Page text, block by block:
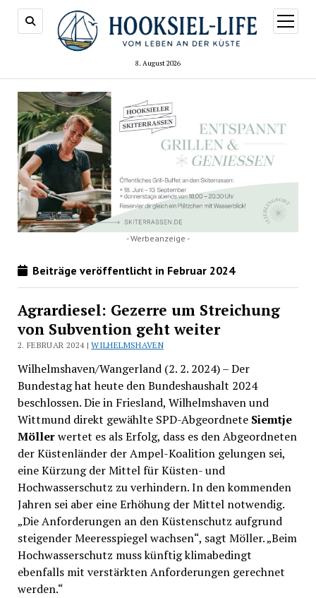
8. August 2026
Menü
öffnen
- Werbeanzeige -
Beiträge veröffentlicht in Februar 2024
Agrardiesel: Gezerre um Streichung
von Subvention geht weiter
2. FEBRUAR 2024 |WILHELMSHAVEN
Wilhelmshaven/Wangerland (2. 2. 2024) – Der
Bundestag hat heute den Bundeshaushalt 2024
beschlossen. Die in Friesland, Wilhelmshaven und
Wittmund direkt gewählte SPD-Abgeordnete Siemtje
Möllerwertet es als Erfolg, dass es den Abgeordneten
der Küstenländer der Ampel-Koalition gelungen sei,
eine Kürzung der Mittel für Küsten- und
Hochwasserschutz zu verhindern. In den kommenden
Jahren sei aber eine Erhöhung der Mittel notwendig.
„Die Anforderungen an den Küstenschutz aufgrund
steigender Meeresspiegel wachsen“, sagt Möller. „Beim
Hochwasserschutz muss künftig klimabedingt
ebenfalls mit verstärkten Anforderungen gerechnet
werden.“